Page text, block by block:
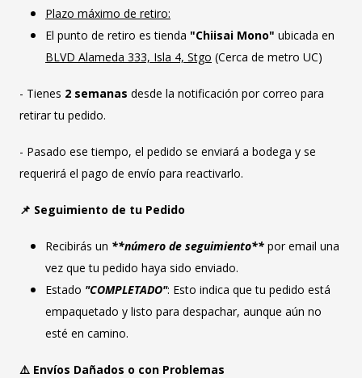
Plazo máximo de retiro:
El punto de retiro es tienda "Chiisai Mono" ubicada en
BLVD Alameda 333, Isla 4, Stgo (Cerca de metro UC)
- Tienes 2 semanas desde la notificación por correo para
retirar tu pedido.
- Pasado ese tiempo, el pedido se enviará a bodega y se
requerirá el pago de envío para reactivarlo.
📌 Seguimiento de tu Pedido
Recibirás un **número de seguimiento** por email una
vez que tu pedido haya sido enviado.
Estado "COMPLETADO": Esto indica que tu pedido está
empaquetado y listo para despachar, aunque aún no
esté en camino.
⚠️ Envíos Dañados o con Problemas